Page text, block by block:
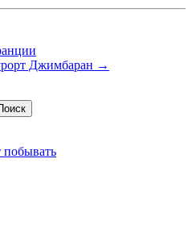
Джимбаран →
побывать